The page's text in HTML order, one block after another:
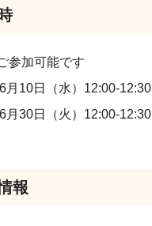
参加可能です
月10日（水）12:00-12:30
月30日（火）12:00-12:30
報